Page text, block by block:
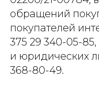
обращений
покупателей
375 29 340-05-
и юридических
368-80-49.